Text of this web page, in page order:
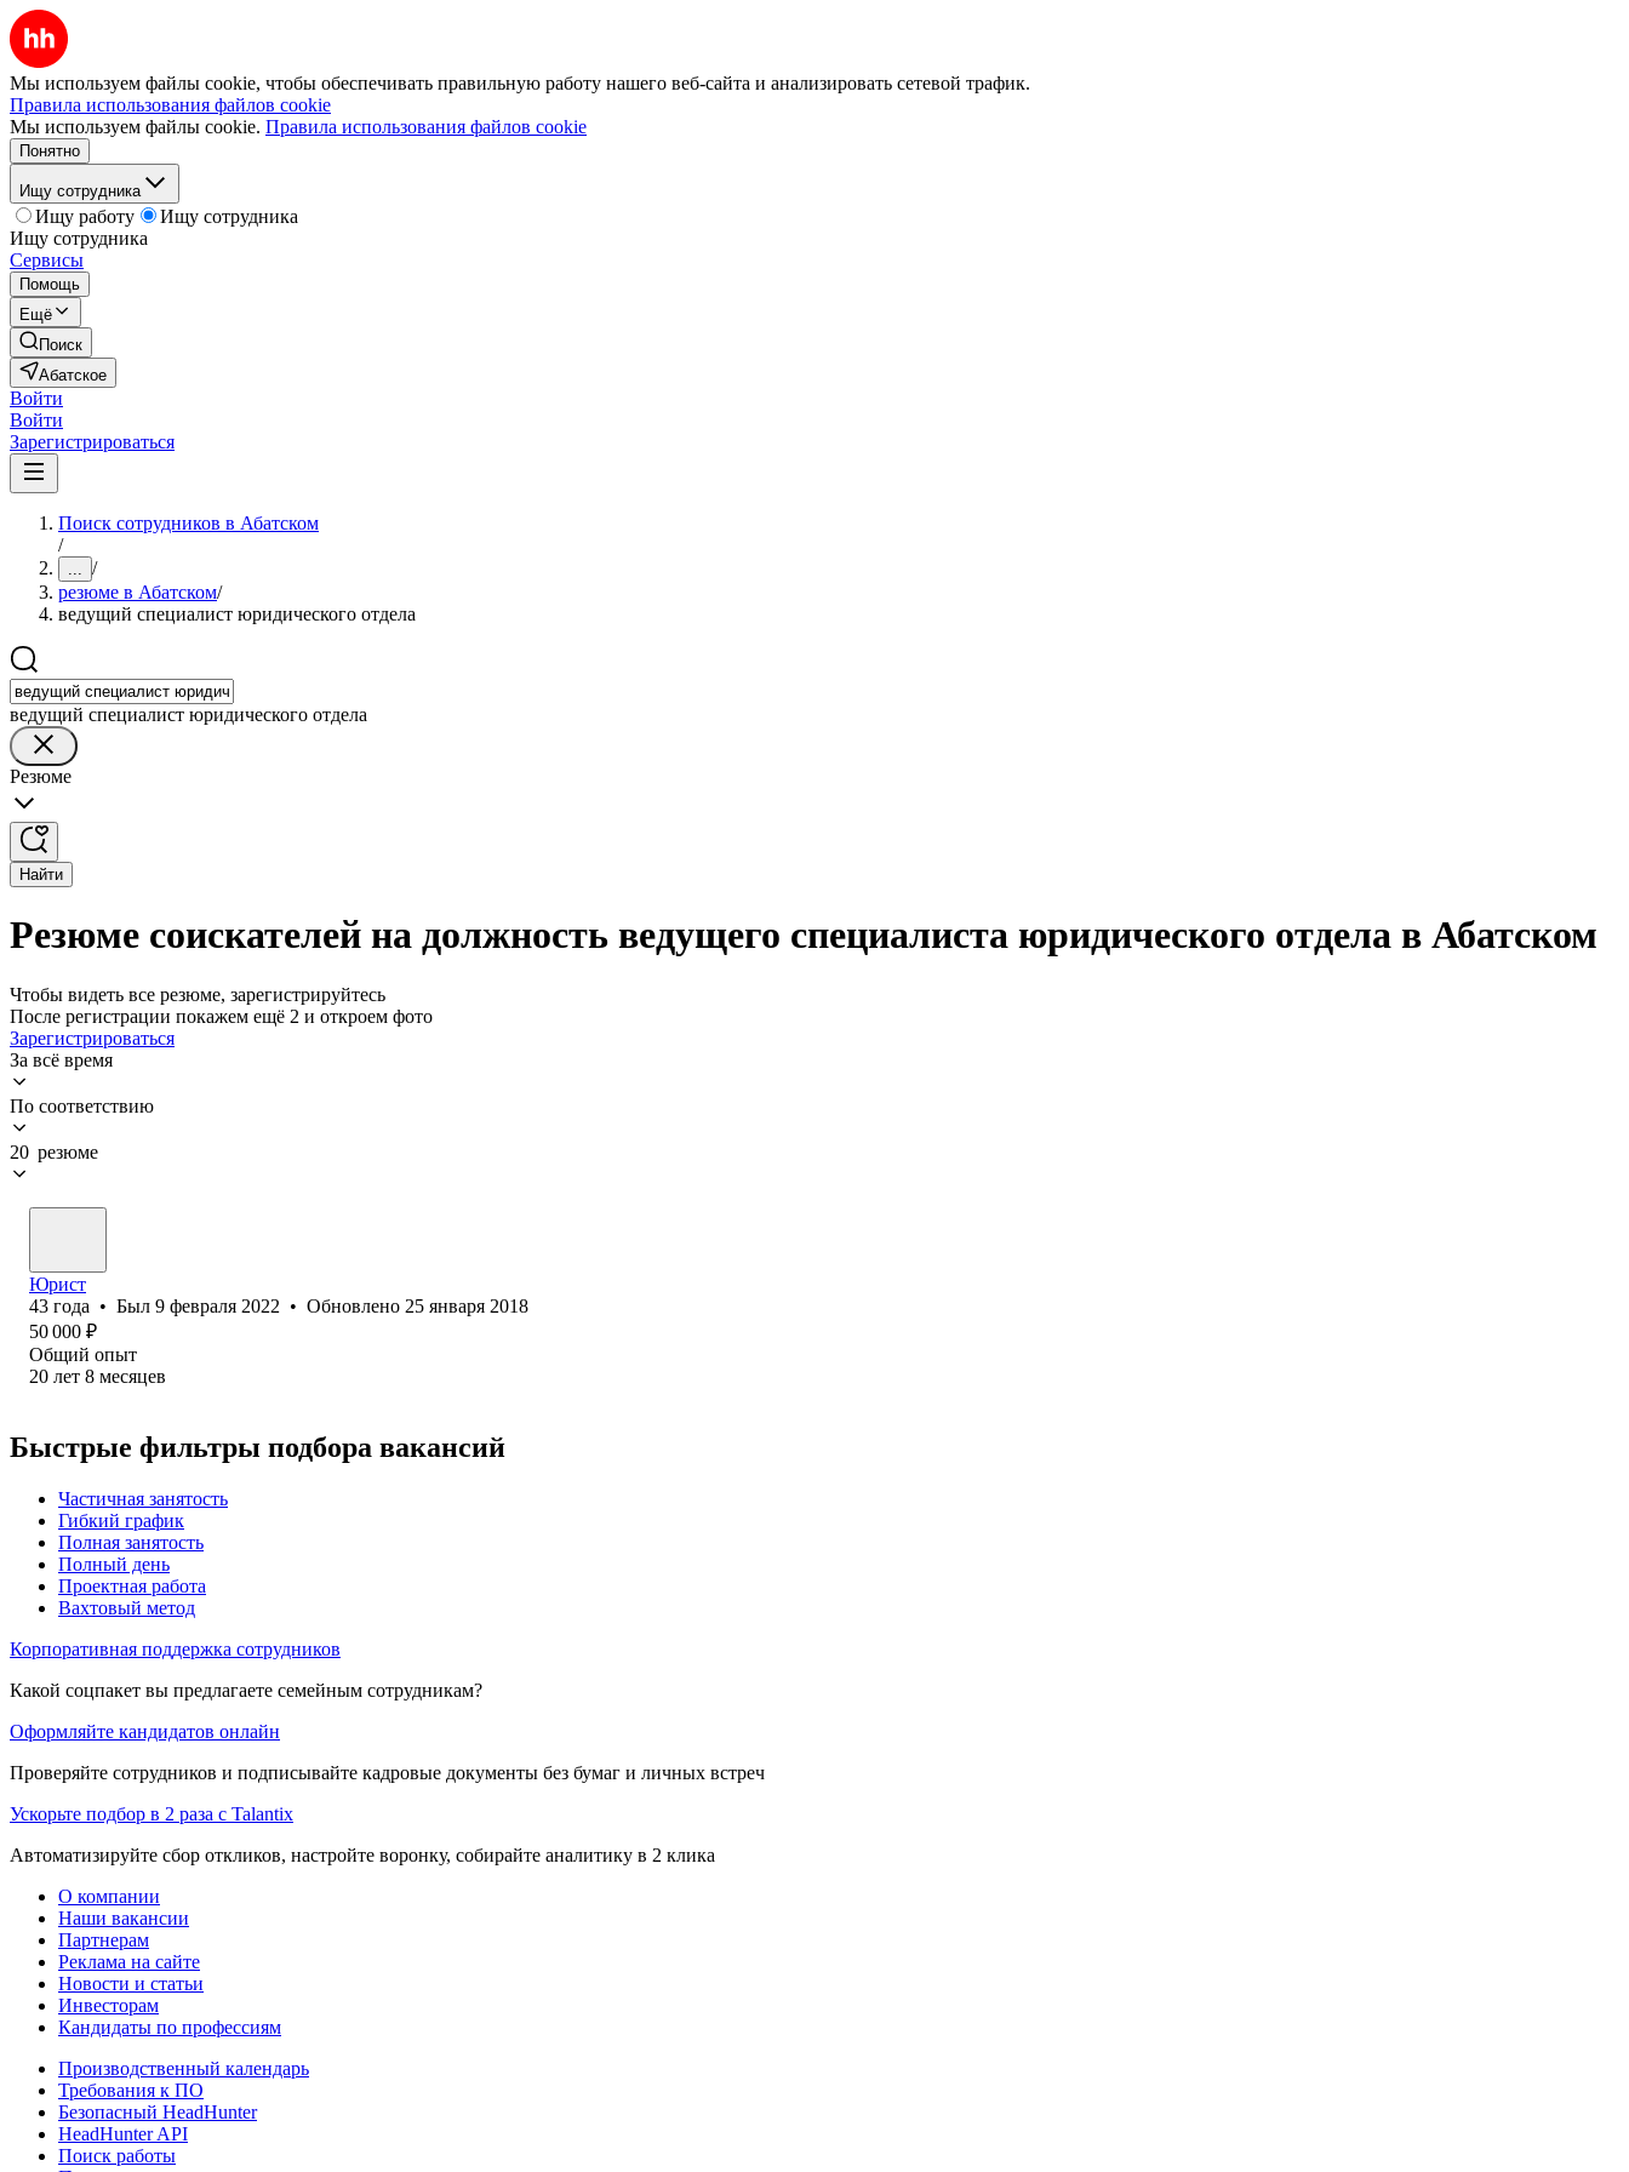
Мы используем файлы cookie, чтобы обеспечивать правильную работу нашего веб-сайта и анализировать сетевой трафик.
Правила использования файлов cookie
Мы используем файлы cookie. Правила использования файлов cookie
Понятно
Ищу сотрудника
Ищу работу
Ищу сотрудника
Ищу сотрудника
Сервисы
Помощь
Ещё
Поиск
Абатское
Войти
Войти
Зарегистрироваться
Поиск сотрудников в Абатском
/
... /
резюме в Абатском/
ведущий специалист юридического отдела
ведущий специалист юридического отдела
Резюме
Найти
Резюме соискателей на должность ведущего специалиста юридического отдела в Абатском
Чтобы видеть все резюме, зарегистрируйтесь
После регистрации покажем ещё 2 и откроем фото
Зарегистрироваться
За всё время
По соответствию
20 резюме
Юрист
43 года • Был 9 февраля 2022 • Обновлено 25 января 2018
50 000 ₽
Общий опыт
20 лет 8 месяцев
Быстрые фильтры подбора вакансий
Частичная занятость
Гибкий график
Полная занятость
Полный день
Проектная работа
Вахтовый метод
Корпоративная поддержка сотрудников
Какой соцпакет вы предлагаете семейным сотрудникам?
Оформляйте кандидатов онлайн
Проверяйте сотрудников и подписывайте кадровые документы без бумаг и личных встреч
Ускорьте подбор в 2 раза с Talantix
Автоматизируйте сбор откликов, настройте воронку, собирайте аналитику в 2 клика
О компании
Наши вакансии
Партнерам
Реклама на сайте
Новости и статьи
Инвесторам
Кандидаты по профессиям
Производственный календарь
Требования к ПО
Безопасный HeadHunter
HeadHunter API
Поиск работы